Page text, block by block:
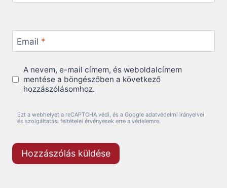
Email *
A nevem, e-mail címem, és weboldalcímem
mentése a böngészőben a következő
hozzászólásomhoz.
Ezt a webhelyet a reCAPTCHA védi, és a Google adatvédelmi irányelvei
és szolgáltatási feltételei érvényesek erre a védelemre.